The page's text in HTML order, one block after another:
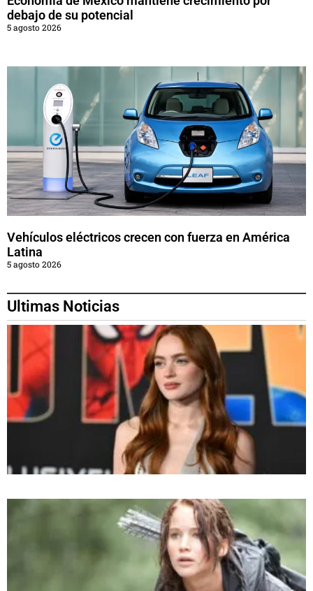
debajo de su potencial
5 agosto 2026
Vehículos eléctricos crecen con fuerza en América
Latina
5 agosto 2026
Ultimas Noticias